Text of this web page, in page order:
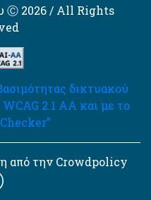
Ⓒ 2026 / All Rights
δικτυακού
2.1 AA και με το
από την Crowdpolicy